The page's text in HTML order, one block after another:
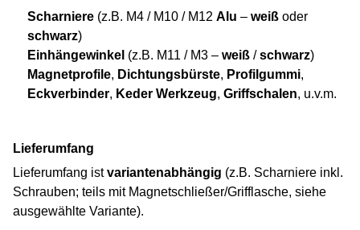
Scharniere (z.B. M4 / M10 / M12 Alu – weiß oder
schwarz)
Einhängewinkel (z.B. M11 / M3 – weiß /schwarz)
Magnetprofile, Dichtungsbürste, Profilgummi,
Eckverbinder, Keder Werkzeug, Griffschalen, u.v.m.
Lieferumfang
Lieferumfang istvariantenabhängig (z.B. Scharniere inkl.
Schrauben; teils mit Magnetschließer/Grifflasche, siehe
ausgewählte Variante).